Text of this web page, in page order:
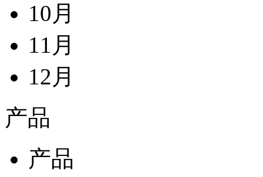
10月
11月
12月
产品
产品